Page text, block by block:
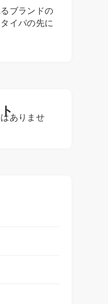
ブランドの
イパの先に
ありませ